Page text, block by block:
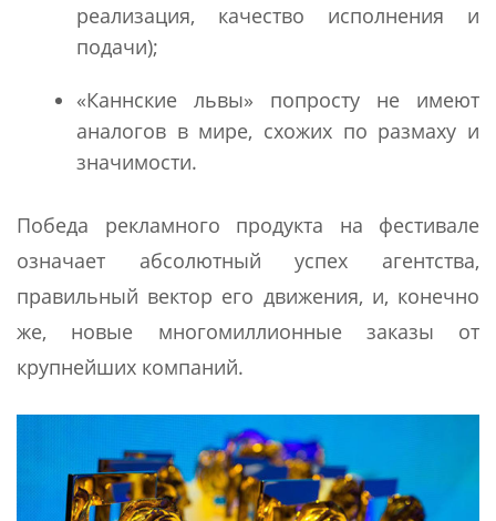
реализация, качество исполнения и
подачи);
«Каннские львы» попросту не имеют
аналогов в мире, схожих по размаху и
значимости.
Победа рекламного продукта на фестивале
означает абсолютный успех агентства,
правильный вектор его движения, и, конечно
же, новые многомиллионные заказы от
крупнейших компаний.